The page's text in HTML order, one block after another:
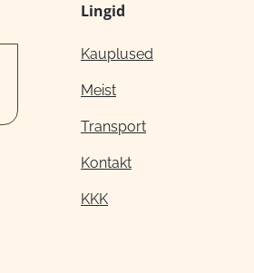
Lingid
Kauplused
Meist
Transport
Kontakt
KKK